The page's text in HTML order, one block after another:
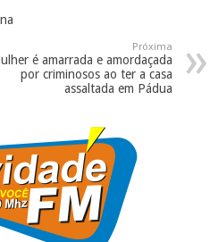
Próxima
é amarrada e amordaçada
por criminosos ao ter a casa
assaltada em Pádua